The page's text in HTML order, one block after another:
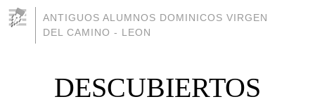
ANTIGUOS ALUMNOS DOMINICOS VIRGEN
DEL CAMINO - LEON
DESCUBIERTOS